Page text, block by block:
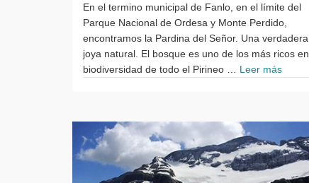
En el termino municipal de Fanlo, en el límite del
Parque Nacional de Ordesa y Monte Perdido,
encontramos la Pardina del Señor. Una verdadera
joya natural. El bosque es uno de los más ricos en
biodiversidad de todo el Pirineo … Leer más